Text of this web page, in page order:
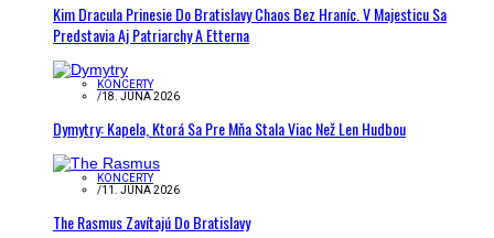
Kim Dracula Prinesie Do Bratislavy Chaos Bez Hraníc. V Majesticu Sa
Predstavia Aj Patriarchy A Etterna
KONCERTY
/18. JÚNA 2026
Dymytry: Kapela, Ktorá Sa Pre Mňa Stala Viac Než Len Hudbou
KONCERTY
/11. JÚNA 2026
The Rasmus Zavítajú Do Bratislavy